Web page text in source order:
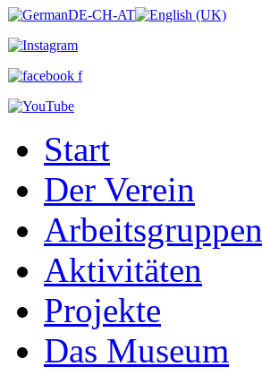
Start
Der Verein
Arbeitsgruppen
Aktivitäten
Projekte
Das Museum